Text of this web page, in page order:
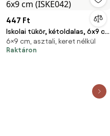
447 Ft
Iskolai tükör, kétoldalas, 6x9 cm
(ISKE042)
6×9 cm, asztali, keret nélkül
Raktáron